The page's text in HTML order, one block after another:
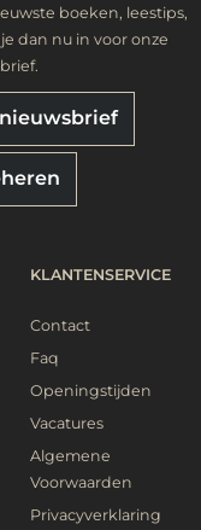
boeken, leestips,
dan nu in voor onze
KLANTENSERVICE
Contact
Faq
Openingstijden
Vacatures
Algemene
Voorwaarden
Privacyverklaring